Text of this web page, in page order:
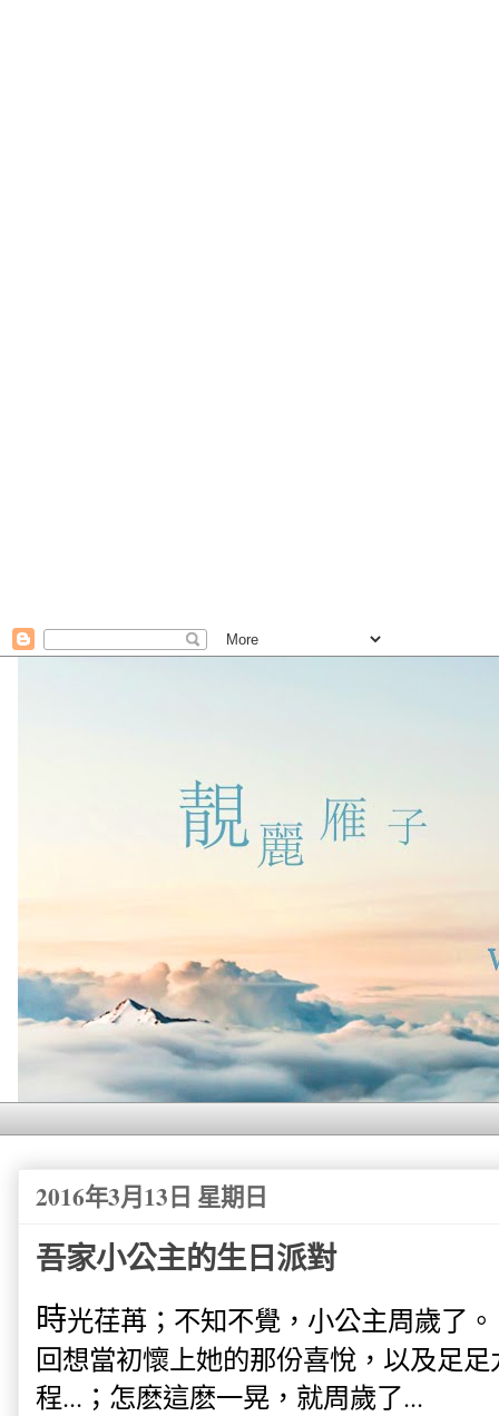
2016年3月13日 星期日
吾家小公主的生日派對
時光荏苒；不知不覺，小公主周歲了。
回想當初懷上她的那份喜悅，以及足
程...；怎麽這麽一晃，就周歲了...